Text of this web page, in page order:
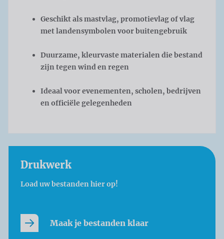
Geschikt als mastvlag, promotievlag of vlag
met landensymbolen voor buitengebruik
Duurzame, kleurvaste materialen die bestand
zijn tegen wind en regen
Ideaal voor evenementen, scholen, bedrijven
en officiële gelegenheden
Drukwerk
Load uw bestanden hier op!
Maak je bestanden klaar